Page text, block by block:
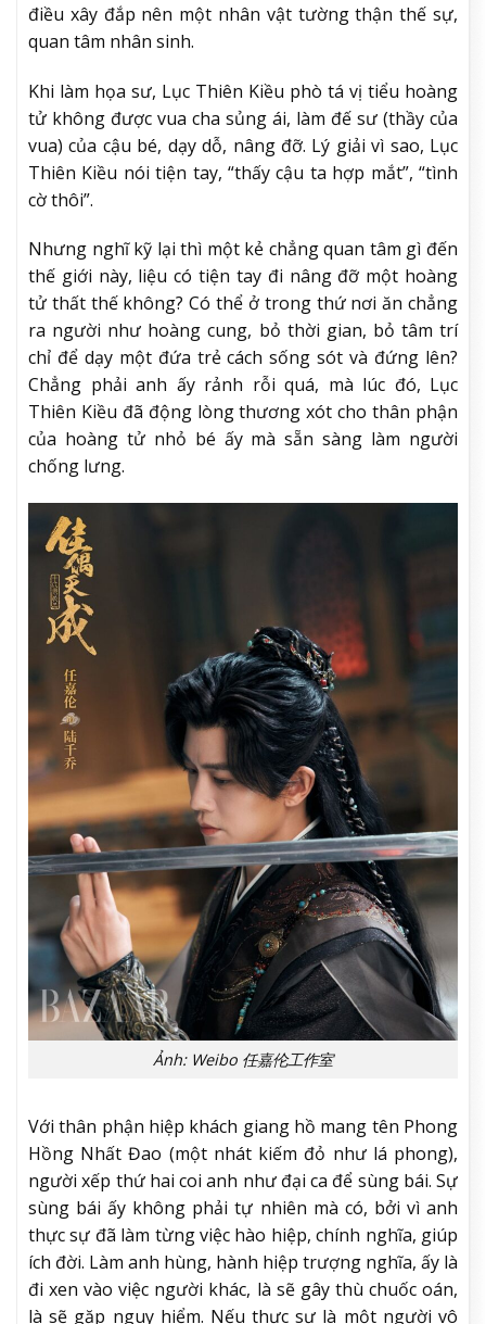
điều xây đắp nên một nhân vật tường thận thế sự,
quan tâm nhân sinh.
Khi làm họa sư, Lục Thiên Kiều phò tá vị tiểu hoàng
tử không được vua cha sủng ái, làm đế sư (thầy của
vua) của cậu bé, dạy dỗ, nâng đỡ. Lý giải vì sao, Lục
Thiên Kiều nói tiện tay, “thấy cậu ta hợp mắt”, “tình
cờ thôi”.
Nhưng nghĩ kỹ lại thì một kẻ chẳng quan tâm gì đến
thế giới này, liệu có tiện tay đi nâng đỡ một hoàng
tử thất thế không? Có thể ở trong thứ nơi ăn chẳng
ra người như hoàng cung, bỏ thời gian, bỏ tâm trí
chỉ để dạy một đứa trẻ cách sống sót và đứng lên?
Chẳng phải anh ấy rảnh rỗi quá, mà lúc đó, Lục
Thiên Kiều đã động lòng thương xót cho thân phận
của hoàng tử nhỏ bé ấy mà sẵn sàng làm người
chống lưng.
Ảnh: Weibo 任嘉伦工作室
Với thân phận hiệp khách giang hồ mang tên Phong
Hồng Nhất Đao (một nhát kiếm đỏ như lá phong),
người xếp thứ hai coi anh như đại ca để sùng bái. Sự
sùng bái ấy không phải tự nhiên mà có, bởi vì anh
thực sự đã làm từng việc hào hiệp, chính nghĩa, giúp
ích đời. Làm anh hùng, hành hiệp trượng nghĩa, ấy là
đi xen vào việc người khác, là sẽ gây thù chuốc oán,
là sẽ gặp nguy hiểm. Nếu thực sự là một người vô